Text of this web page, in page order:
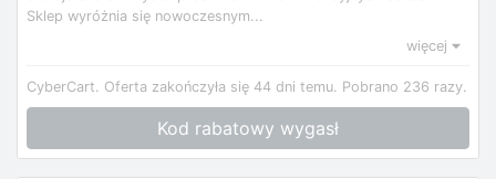
Sklep wyróżnia się nowoczesnym...
więcej
CyberCart. Oferta zakończyła się 44 dni temu. Pobrano 236 razy.
Kod rabatowy wygasł